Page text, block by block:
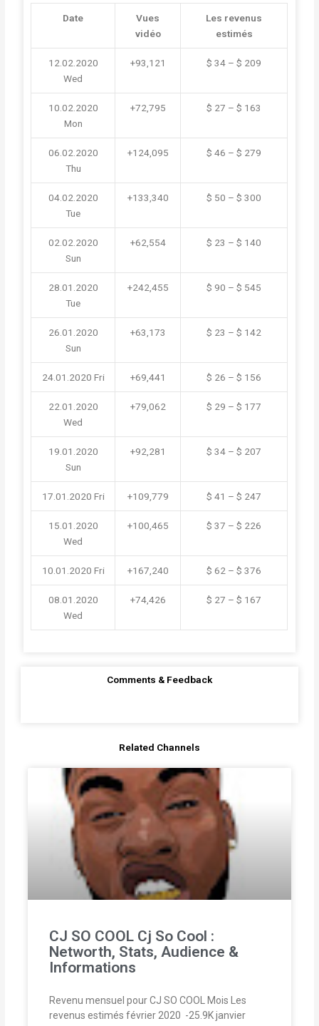
Date
Vues
vidéo
Les revenus
estimés
12.02.2020
Wed
+93,121 $ 34 – $ 209
10.02.2020
Mon
+72,795 $ 27 – $ 163
06.02.2020
Thu
+124,095 $ 46 – $ 279
04.02.2020
Tue
+133,340 $ 50 – $ 300
02.02.2020
Sun
+62,554 $ 23 – $ 140
28.01.2020
Tue
+242,455 $ 90 – $ 545
26.01.2020
Sun
+63,173 $ 23 – $ 142
24.01.2020 Fri +69,441 $ 26 – $ 156
22.01.2020
Wed
+79,062 $ 29 – $ 177
19.01.2020
Sun
+92,281 $ 34 – $ 207
17.01.2020 Fri +109,779 $ 41 – $ 247
15.01.2020
Wed
+100,465 $ 37 – $ 226
10.01.2020 Fri +167,240 $ 62 – $ 376
08.01.2020
Wed
+74,426 $ 27 – $ 167
Comments & Feedback
Related Channels
CJ SO COOL Cj So Cool :
Networth, Stats, Audience &
Informations
Revenu mensuel pour CJ SO COOL Mois Les
revenus estimés février 2020  -25.9K janvier